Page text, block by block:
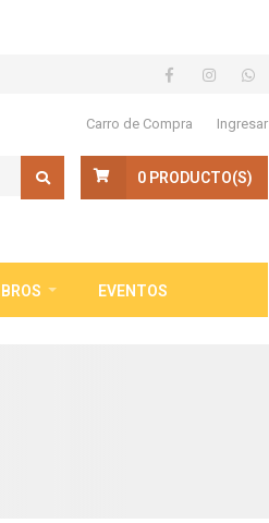
Carro de Compra Ingresar
0 PRODUCTO(S)
EVENTOS